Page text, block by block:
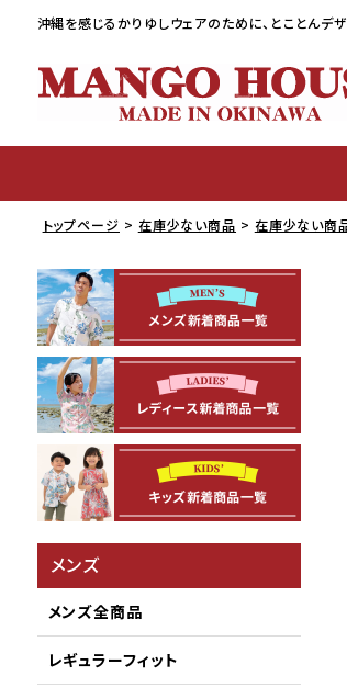
沖縄を感じるかりゆしウェアのために、 とことんデ
トップページ 在庫少ない商品 在庫少ない商品
メンズ
メンズ全商品
レギュラーフィット